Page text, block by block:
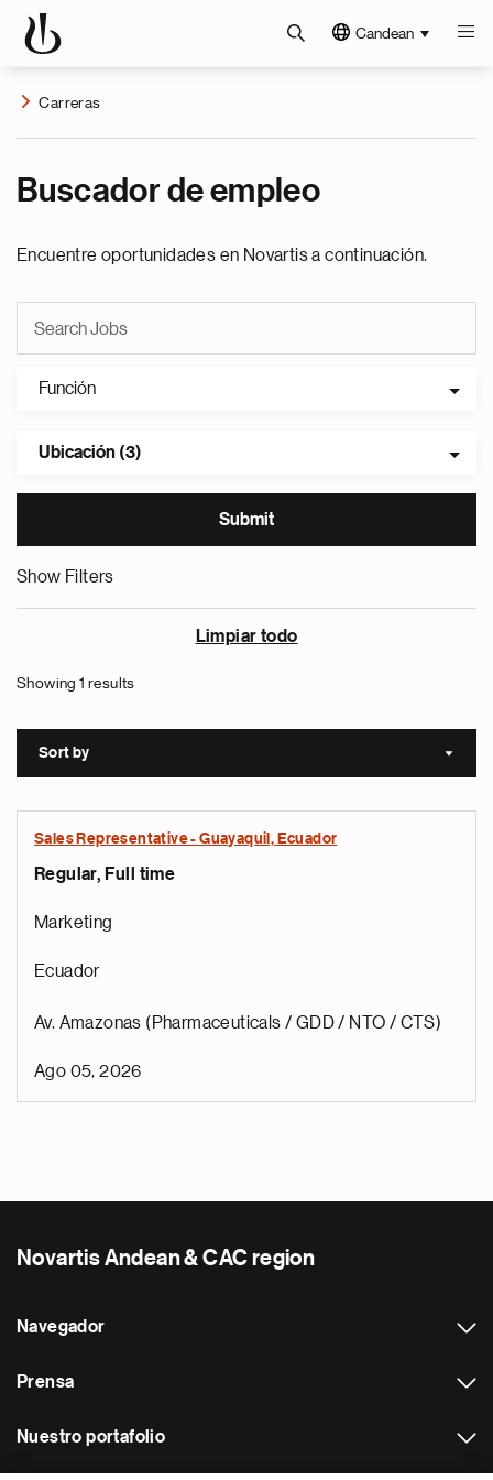
Candean
Carreras
Buscador de empleo
Encuentre oportunidades en Novartis a continuación.
Función
Ubicación (3)
Show Filters
Limpiar todo
Showing 1 results
Sort by Sort
Sales Representative - Guayaquil, Ecuador
Regular, Full time
Marketing
Ecuador
Av. Amazonas (Pharmaceuticals / GDD / NTO / CTS)
Ago 05, 2026
Novartis Andean & CAC region
Navegador
Prensa
Nuestro portafolio